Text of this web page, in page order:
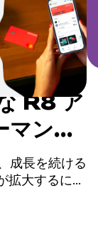
R8 ア
マンス
成長を続ける
拡大するにつ
リの起動時